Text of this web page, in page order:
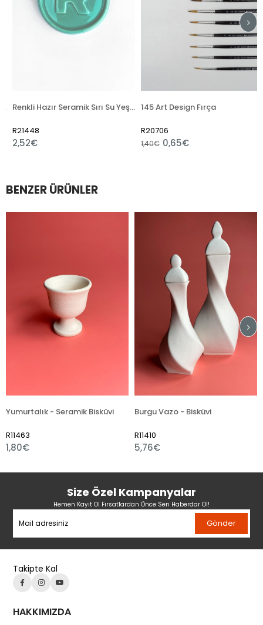
Renkli Hazır Seramik Sırı Su Yeşili 6135 (1050 °C)
R21448
2,52€
145 Art Design Fırça
R20706
0,65€
1,40€
BENZER ÜRÜNLER
- Seramik Bisküvi Burgu Vazo - Bisküvi
Size Özel Kampanyalar
Hemen Kayıt Ol Fırsatlardan Önce Sen Haberdar Ol!
Gönder
Takipte Kal
HAKKIMIZDA